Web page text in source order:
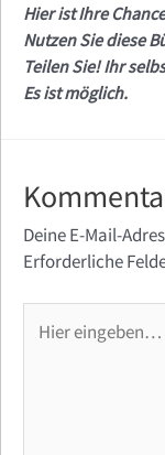
Hier ist Ihre
Nutzen Sie diese
Teilen Sie! Ihr
Es ist möglich.
Deine E-Mail-
Erforderliche
eingeben…